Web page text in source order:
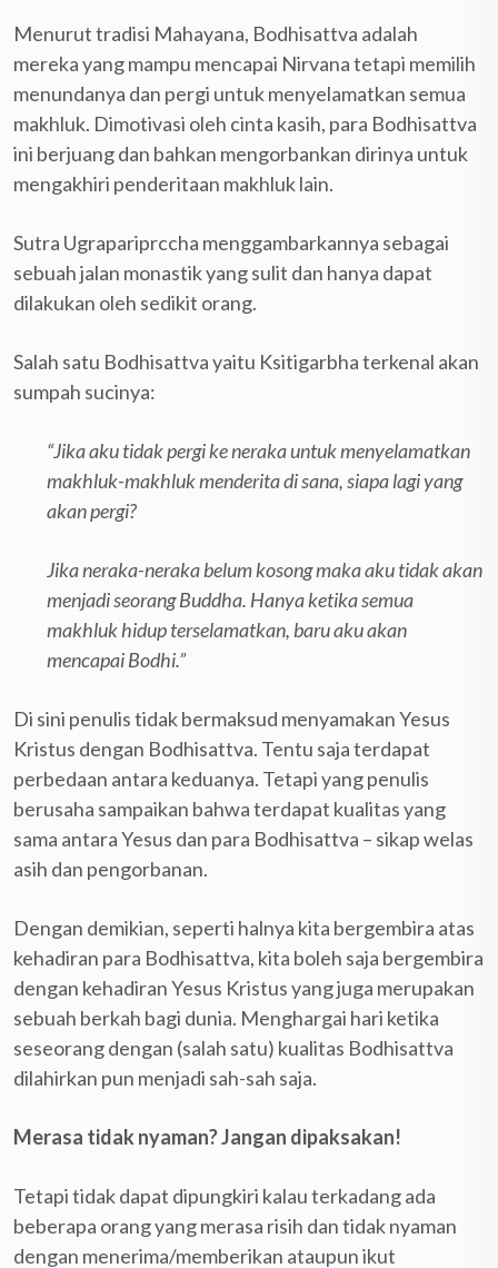
Menurut tradisi Mahayana, Bodhisattva adalah
mereka yang mampu mencapai Nirvana tetapi memilih
menundanya dan pergi untuk menyelamatkan semua
makhluk. Dimotivasi oleh cinta kasih, para Bodhisattva
ini berjuang dan bahkan mengorbankan dirinya untuk
mengakhiri penderitaan makhluk lain.
Sutra Ugrapariprccha menggambarkannya sebagai
sebuah jalan monastik yang sulit dan hanya dapat
dilakukan oleh sedikit orang.
Salah satu Bodhisattva yaitu Ksitigarbha terkenal akan
sumpah sucinya:
“Jika aku tidak pergi ke neraka untuk menyelamatkan
makhluk-makhluk menderita di sana, siapa lagi yang
akan pergi?
Jika neraka-neraka belum kosong maka aku tidak akan
menjadi seorang Buddha. Hanya ketika semua
makhluk hidup terselamatkan, baru aku akan
mencapai Bodhi.”
Di sini penulis tidak bermaksud menyamakan Yesus
Kristus dengan Bodhisattva. Tentu saja terdapat
perbedaan antara keduanya. Tetapi yang penulis
berusaha sampaikan bahwa terdapat kualitas yang
sama antara Yesus dan para Bodhisattva – sikap welas
asih dan pengorbanan.
Dengan demikian, seperti halnya kita bergembira atas
kehadiran para Bodhisattva, kita boleh saja bergembira
dengan kehadiran Yesus Kristus yang juga merupakan
sebuah berkah bagi dunia. Menghargai hari ketika
seseorang dengan (salah satu) kualitas Bodhisattva
dilahirkan pun menjadi sah-sah saja.
Merasa tidak nyaman? Jangan dipaksakan!
Tetapi tidak dapat dipungkiri kalau terkadang ada
beberapa orang yang merasa risih dan tidak nyaman
dengan menerima/memberikan ataupun ikut